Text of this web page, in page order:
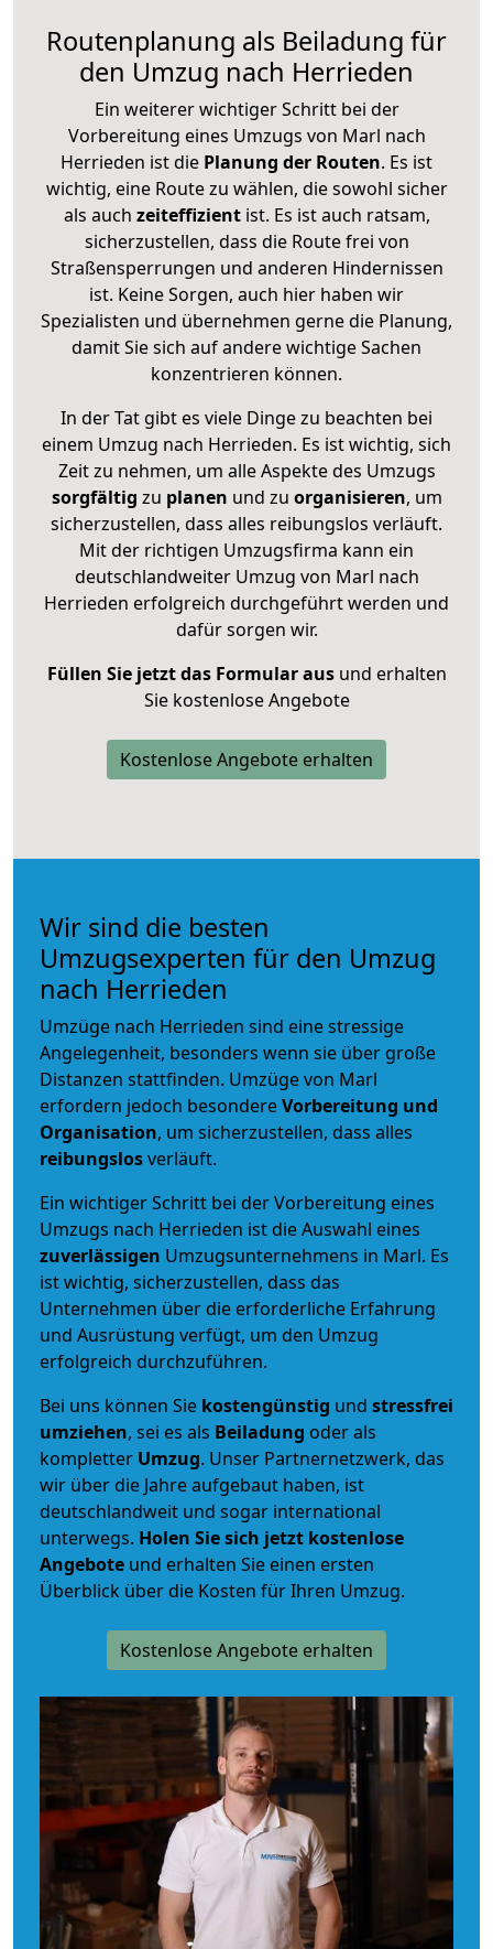
Routenplanung als Beiladung für
den Umzug nach Herrieden
Ein weiterer wichtiger Schritt bei der
Vorbereitung eines Umzugs von Marl nach
Herrieden ist die Planung der Routen. Es ist
wichtig, eine Route zu wählen, die sowohl sicher
als auch zeiteffizientist. Es ist auch ratsam,
sicherzustellen, dass die Route frei von
Straßensperrungen und anderen Hindernissen
ist. Keine Sorgen, auch hier haben wir
Spezialisten und übernehmen gerne die Planung,
damit Sie sich auf andere wichtige Sachen
konzentrieren können.
In der Tat gibt es viele Dinge zu beachten bei
einem Umzug nach Herrieden. Es ist wichtig, sich
Zeit zu nehmen, um alle Aspekte des Umzugs
sorgfältig zu planen und zu organisieren, um
sicherzustellen, dass alles reibungslos verläuft.
Mit der richtigen Umzugsfirma kann ein
deutschlandweiter Umzug von Marl nach
Herrieden erfolgreich durchgeführt werden und
dafür sorgen wir.
Füllen Sie jetzt das Formular ausund erhalten
Sie kostenlose Angebote
Kostenlose Angebote erhalten
Wir sind die besten
Umzugsexperten für den Umzug
nach Herrieden
Umzüge nach Herrieden sind eine stressige
Angelegenheit, besonders wenn sie über große
Distanzen stattfinden. Umzüge von Marl
erfordern jedoch besondereVorbereitung und
Organisation, um sicherzustellen, dass alles
reibungslosverläuft.
Ein wichtiger Schritt bei der Vorbereitung eines
Umzugs nach Herrieden ist die Auswahl eines
zuverlässigen Umzugsunternehmens in Marl. Es
ist wichtig, sicherzustellen, dass das
Unternehmen über die erforderliche Erfahrung
und Ausrüstung verfügt, um den Umzug
erfolgreich durchzuführen.
Bei uns können Sie kostengünstig und stressfrei
umziehen, sei es als Beiladung oder als
kompletter Umzug. Unser Partnernetzwerk, das
wir über die Jahre aufgebaut haben, ist
deutschlandweit und sogar international
unterwegs. Holen Sie sich jetzt kostenlose
Angebote und erhalten Sie einen ersten
Überblick über die Kosten für Ihren Umzug.
Kostenlose Angebote erhalten